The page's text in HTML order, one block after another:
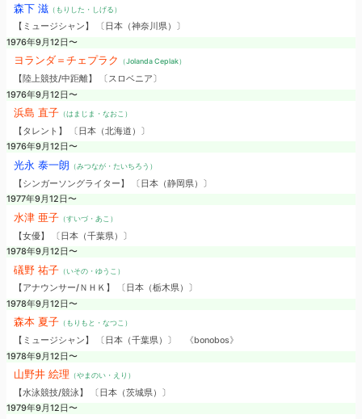
森下 滋（もりした・しげる）
【ミュージシャン】 〔日本（神奈川県）〕
1976年9月12日〜
ヨランダ＝チェプラク （Jolanda Ceplak）
【陸上競技/中距離】 〔スロベニア〕
1976年9月12日〜
浜島 直子（はまじま・なおこ）
【タレント】 〔日本（北海道）〕
1976年9月12日〜
光永 泰一朗 （みつなが・たいちろう）
【シンガーソングライター】 〔日本（静岡県）〕
1977年9月12日〜
水津 亜子（すいづ・あこ）
【女優】 〔日本（千葉県）〕
1978年9月12日〜
礒野 祐子（いその・ゆうこ）
【アナウンサー/ＮＨＫ】 〔日本（栃木県）〕
1978年9月12日〜
森本 夏子（もりもと・なつこ）
【ミュージシャン】 〔日本（千葉県）〕
《bonobos》
1978年9月12日〜
山野井 絵理 （やまのい・えり）
【水泳競技/競泳】 〔日本（茨城県）〕
1979年9月12日〜